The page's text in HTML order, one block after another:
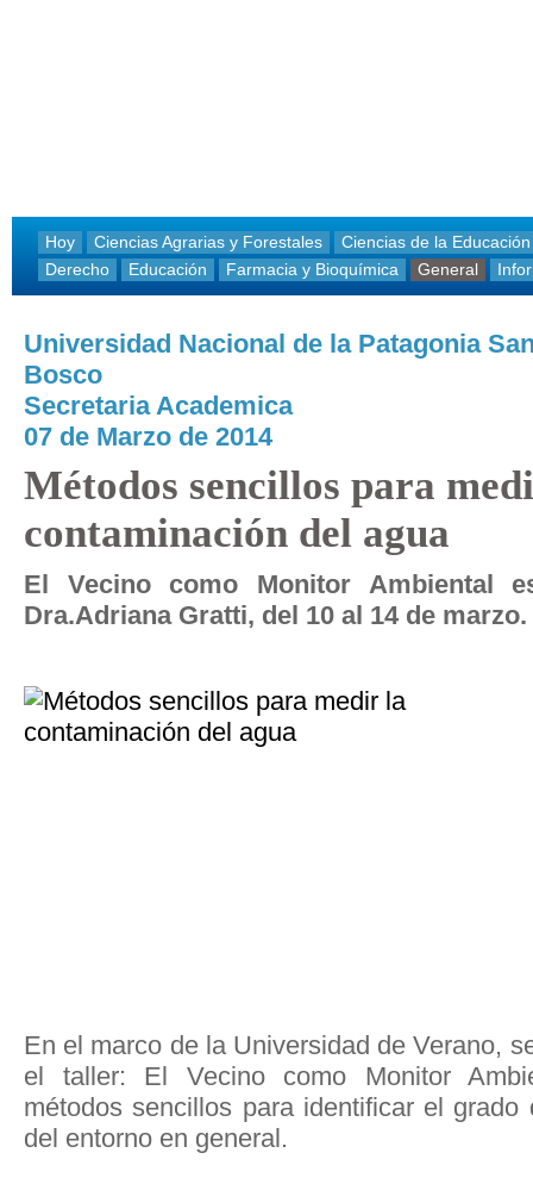
Hoy Ciencias Agrarias y Forestales
Ciencias de la Educación
Derecho
Educación Farmacia y Bioquímica General
Universidad Nacional de la Patagonia
Bosco
Secretaria Academica
07 de Marzo de 2014
Métodos sencillos para
contaminación del agua
El Vecino como Monitor Ambiental
Dra.Adriana Gratti, del 10 al 14 de marzo.
En el marco de la Universidad de Verano,
el taller: El Vecino como Monitor
métodos sencillos para identificar el
del entorno en general.